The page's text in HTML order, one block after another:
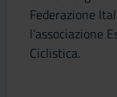
Federazione
l’associazione
Ciclistica.